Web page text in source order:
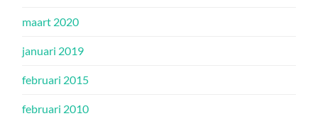
maart 2020
januari 2019
februari 2015
februari 2010